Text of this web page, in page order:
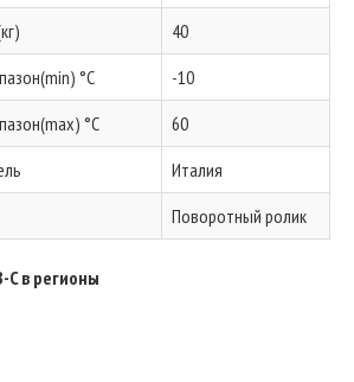
40
°C
-10
°C
60
Италия
Поворотный ролик
C в регионы